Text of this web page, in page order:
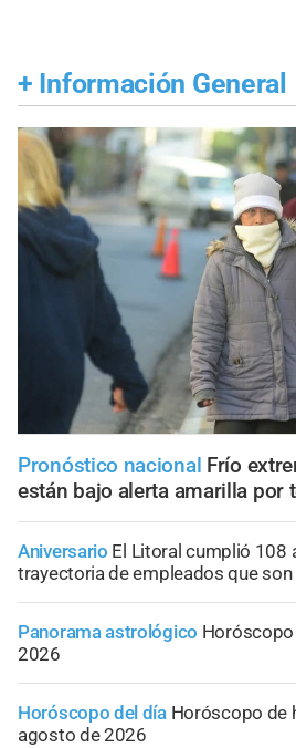
+ Información General
Pronóstico nacional Frío
están bajo alerta amarilla por
Aniversario El Litoral cumplió 108
trayectoria de empleados que
Panorama astrológico
2026
Horóscopo del día Horóscopo de
agosto de 2026